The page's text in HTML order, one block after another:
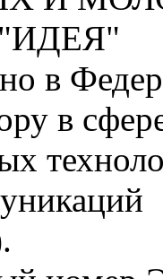
в
в